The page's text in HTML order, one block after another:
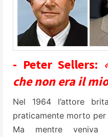
- Peter Sellers:
che non era il
Nel 1964 l’attore
praticamente morto
Ma mentre veniva